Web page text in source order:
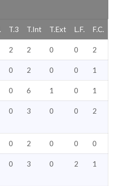
T.3 T.Int T.Ext L.F. F.C.
2 2 0 0 2
0 2 0 0 1
0 6 1 0 1
0 3 0 0 2
0 2 0 0 0
0 3 0 2 1